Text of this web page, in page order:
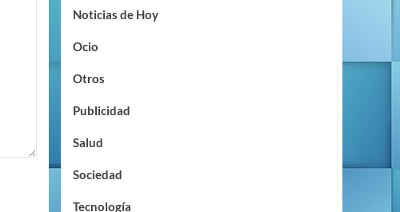
Noticias de Hoy
Ocio
Otros
Publicidad
Salud
Sociedad
Tecnología